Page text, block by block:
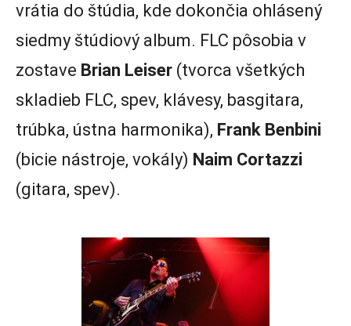
vrátia do štúdia, kde dokončia ohlásený
siedmy štúdiový album. FLC pôsobia v
zostave Brian Leiser (tvorca všetkých
skladieb FLC, spev, klávesy, basgitara,
trúbka, ústna harmonika), Frank Benbini
(bicie nástroje, vokály) Naim Cortazzi
(gitara, spev).